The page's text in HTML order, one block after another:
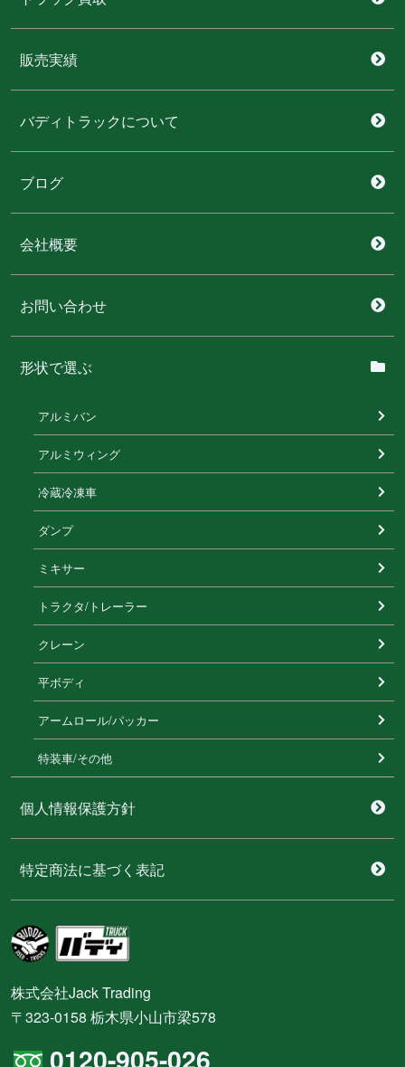
販売実績
バディトラックについて
ブログ
会社概要
お問い合わせ
形状で選ぶ
アルミバン
アルミウィング
冷蔵冷凍⾞
ダンプ
ミキサー
トラクタ/トレーラー
クレーン
平ボディ
アームロール/パッカー
特装⾞/その他
個人情報保護方針
特定商法に基づく表記
株式会社Jack Trading
〒323-0158 栃木県小山市梁578